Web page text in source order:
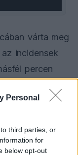
Personal
third parties, or
for
below opt-out
várta meg
incidensek
percen
így